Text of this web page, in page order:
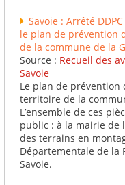
Savoie : Arrêté
le plan de prévention
de la commune de la
Source : Recueil des
Savoie
Le plan de
territoire de la
L’ensemble de ces
public : à la mairie de
des terrains en
Départementale de la
Savoie.